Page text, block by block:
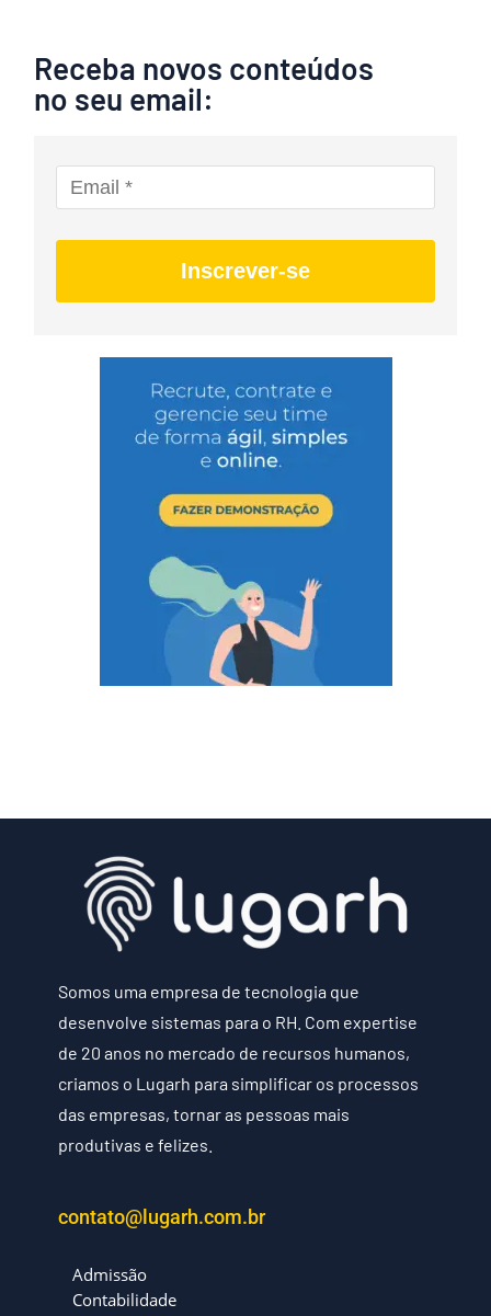
Receba novos conteúdos
no seu email:
Inscrever-se
Somos uma empresa de tecnologia que
desenvolve sistemas para o RH. Com expertise
de 20 anos no mercado de recursos humanos,
criamos o Lugarh para simplificar os processos
das empresas, tornar as pessoas mais
produtivas e felizes.
contato@lugarh.com.br
Admissão
Contabilidade